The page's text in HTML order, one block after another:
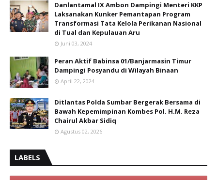
Danlantamal IX Ambon Dampingi Menteri KKP
Laksanakan Kunker Pemantapan Program
Transformasi Tata Kelola Perikanan Nasional
di Tual dan Kepulauan Aru
Juni 03, 2024
Peran Aktif Babinsa 01/Banjarmasin Timur
Dampingi Posyandu di Wilayah Binaan
April 22, 2024
Ditlantas Polda Sumbar Bergerak Bersama di
Bawah Kepemimpinan Kombes Pol. H.M. Reza
Chairul Akbar Sidiq
Agustus 02, 2026
LABELS